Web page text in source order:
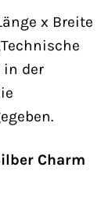
x Breite
in der
Charm